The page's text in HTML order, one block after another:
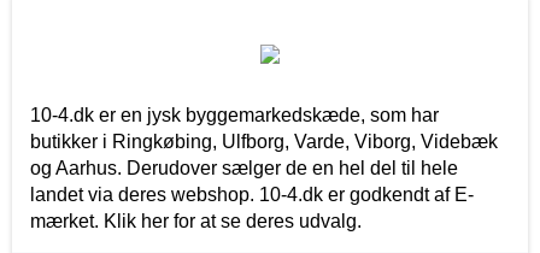
10-4.dk er en jysk byggemarkedskæde, som har
butikker i Ringkøbing, Ulfborg, Varde, Viborg, Videbæk
og Aarhus. Derudover sælger de en hel del til hele
landet via deres webshop. 10-4.dk er godkendt af E-
mærket. Klik her for at se deres udvalg.